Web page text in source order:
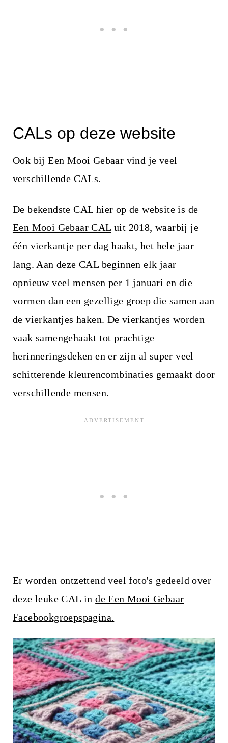
CALs op deze website
Ook bij Een Mooi Gebaar vind je veel
verschillende CALs.
De bekendste CAL hier op de website is de
Een Mooi Gebaar CAL uit 2018, waarbij je
één vierkantje per dag haakt, het hele jaar
lang. Aan deze CAL beginnen elk jaar
opnieuw veel mensen per 1 januari en die
vormen dan een gezellige groep die samen aan
de vierkantjes haken. De vierkantjes worden
vaak samengehaakt tot prachtige
herinneringsdeken en er zijn al super veel
schitterende kleurencombinaties gemaakt door
verschillende mensen.
Er worden ontzettend veel foto's gedeeld over
deze leuke CAL inde Een Mooi Gebaar
Facebookgroepspagina.